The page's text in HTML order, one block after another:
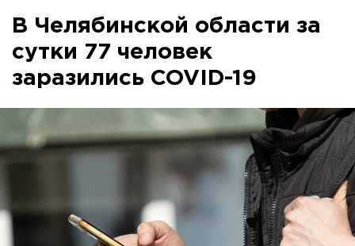
В Челябинской области за
сутки 77 человек
заразились COVID-19